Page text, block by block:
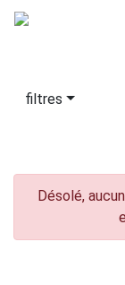
filtres
Désolé,